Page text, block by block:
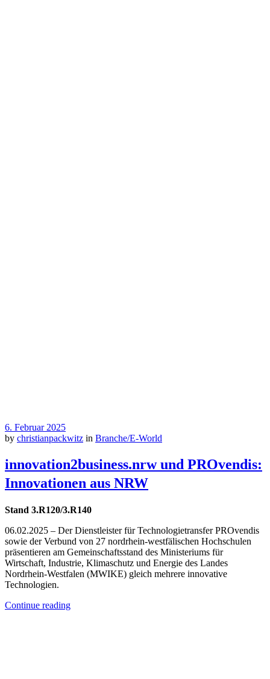
6. Februar 2025
by christianpackwitz in Branche/E-World
innovation2business.nrw und PROvendis:
Innovationen aus NRW
Stand 3.R120/3.R140
06.02.2025 – Der Dienstleister für Technologietransfer PROvendis
sowie der Verbund von 27 nordrhein-westfälischen Hochschulen
präsentieren am Gemeinschaftsstand des Ministeriums für
Wirtschaft, Industrie, Klimaschutz und Energie des Landes
Nordrhein-Westfalen (MWIKE) gleich mehrere innovative
Technologien.
Continue reading